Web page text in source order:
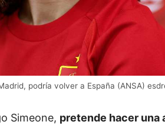
podría volver a España (ANSA)
Simeone, pretende hacer una